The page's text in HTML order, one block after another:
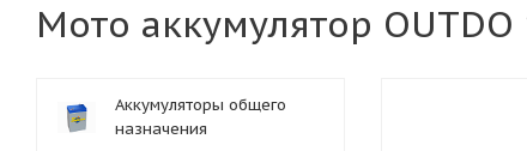
Мото аккумулятор OUTDO
Аккумуляторы общего
назначения